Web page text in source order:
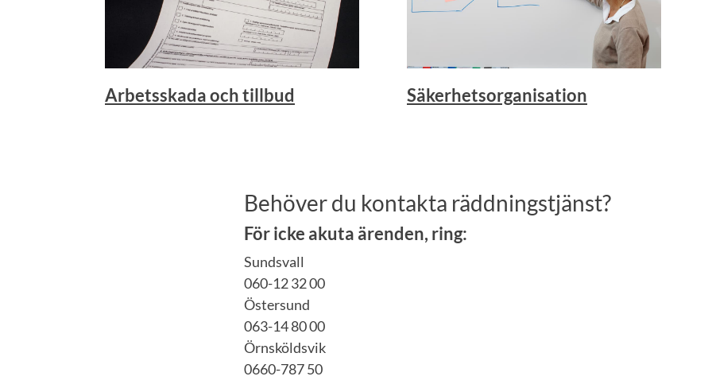
Arbetsskada och tillbud Säkerhetsorganisation
Behöver du kontakta räddningstjänst?
För icke akuta ärenden, ring:
Sundsvall
060-12 32 00
Östersund
063-14 80 00
Örnsköldsvik
0660-787 50